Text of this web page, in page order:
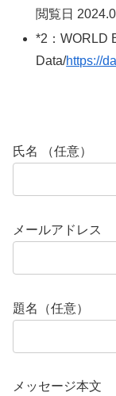
閲覧日
*2：WORLD
Data/https://
氏名 （任意）
メールアドレス
題名（任意）
メッセージ本文